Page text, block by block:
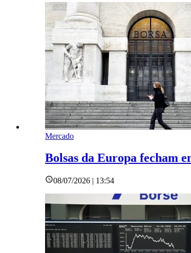
Mercado
Bolsas da Europa fecham
08/07/2026 | 13:54